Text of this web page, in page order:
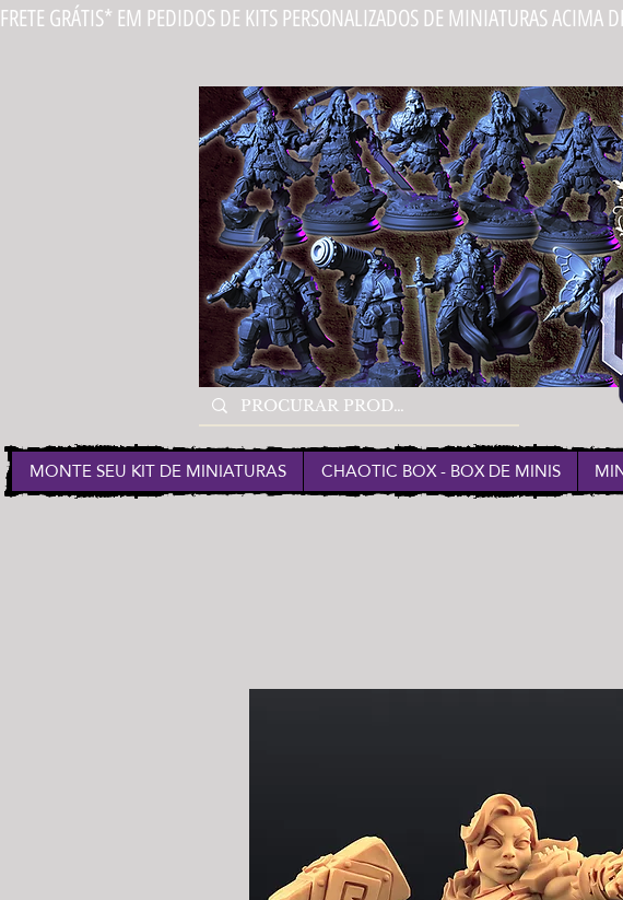
FRETE GRÁTIS* EM PEDIDOS DE KITS PERSONALIZADOS DE MINIATURAS ACIMA
MONTE SEU KIT DE MINIATURAS CHAOTIC BOX - BOX DE MINIS